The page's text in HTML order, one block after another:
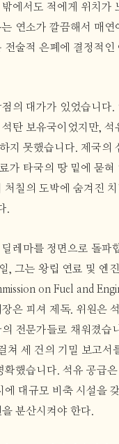
에서도 적에게 위치가
연소가 깔끔해서 매연
전술적 은폐에 결정적인
점의 대가가 있었습니다.
탄 보유국이었지만, 석
지 못했습니다. 제국의
가 타국의 땅 밑에 묻혀
처칠의 도박에 숨겨진 치
.
딜레마를 정면으로 돌파
, 그는 왕립 연료 및 엔
on Fuel and
은 피셔 제독. 위원은
전문가들로 채워졌습
쳐 세 건의 기밀 보고서
확했습니다. 석유 공급
에 대규모 비축 시설을
분산시켜야 한다.